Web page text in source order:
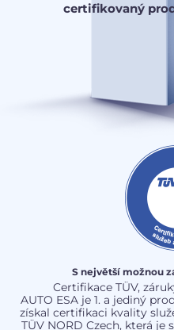
certifikovaný
S největší možnou
Certifikace TÜV,
AUTO ESA je 1. a jediný
získal certifikaci kvality
TÜV NORD Czech, která je